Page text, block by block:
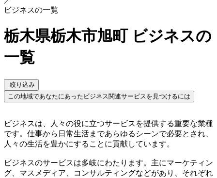
ビジネスの一覧
栃木県栃木市旭町 ビジネスの
一覧
絞り込み
この地域であなたにあったビジネス関連サービスを見つけるには
ビジネスは、人々の役に立つサービスを提供する重要な業種
です。仕事から日常生活まであらゆるシーンで必要とされ、
人々の生活を豊かにすることに貢献しています。
ビジネスのサービスは多岐にわたります。主にマーケティン
グ、マスメディア、コンサルティングなどがあり、それぞれ